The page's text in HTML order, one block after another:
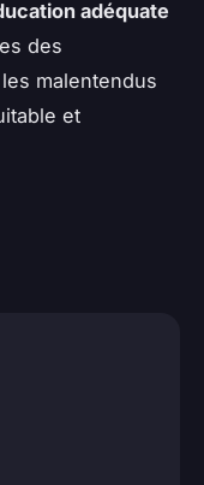
adéquate
des
malentendus
et